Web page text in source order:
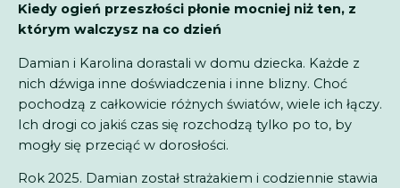
Kiedy ogień przeszłości płonie mocniej niż ten, z
którym walczysz na co dzień
Damian i Karolina dorastali w domu dziecka. Każde z
nich dźwiga inne doświadczenia i inne blizny. Choć
pochodzą z całkowicie różnych światów, wiele ich łączy.
Ich drogi co jakiś czas się rozchodzą tylko po to, by
mogły się przeciąć w dorosłości.
Rok 2025. Damian został strażakiem i codziennie stawia